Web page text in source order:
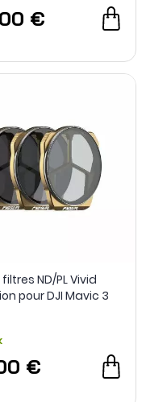
€
ND/PL Vivid
pour DJI Mavic 3
€